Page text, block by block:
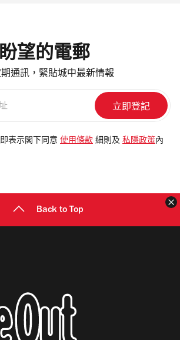
望的電郵
通訊，緊貼城中最新情報
表示閣下同意 使用條款 細則及 私隱政策 內
Back to Top